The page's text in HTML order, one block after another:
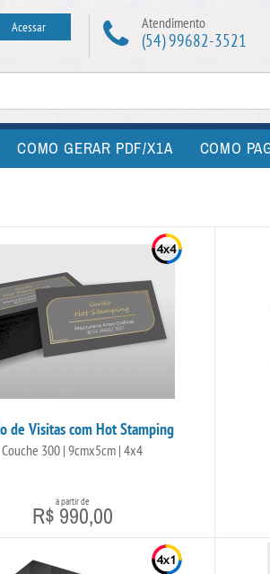
Atendimento
(54) 99682-3521
COMO GERAR PDF/X1A COMO
de Visitas com Hot Stamping
Couche 300 | 9cmx5cm | 4x4
a partir de
R$ 990,00
+ Detalhes